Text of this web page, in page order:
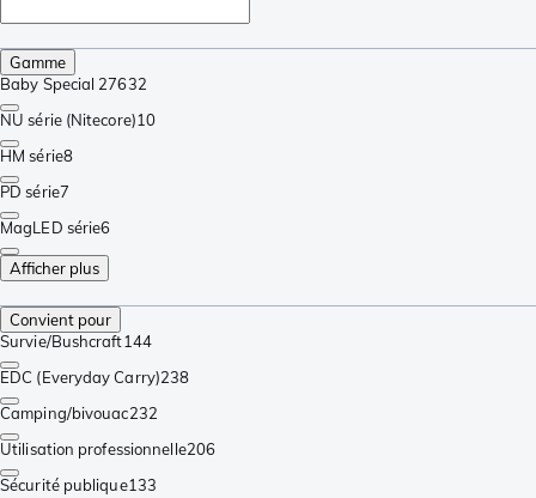
Gamme
Baby Special 27632
NU série (Nitecore)10
HM série8
PD série7
MagLED série6
Afficher plus
Convient pour
Survie/Bushcraft144
EDC (Everyday Carry)238
Camping/bivouac232
Utilisation professionnelle206
Sécurité publique133